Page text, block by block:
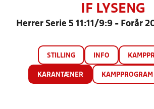
IF LYSENG
Herrer Serie 5 11:11/9:9 - Forår
STILLING INFO
KARANTÆNER